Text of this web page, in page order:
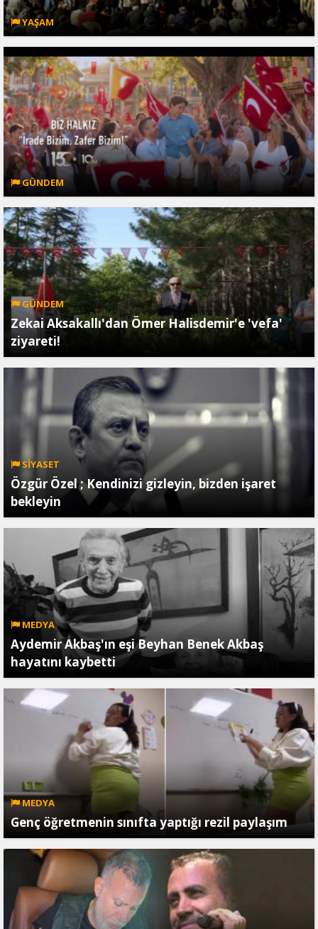
YAŞAM
GÜNDEM
GÜNDEM
Zekai Aksakallı'dan Ömer Halisdemir'e 'vefa'
ziyareti!
SİYASET
Özgür Özel ; Kendinizi gizleyin, bizden işaret
bekleyin
MEDYA
Aydemir Akbaş'ın eşi Beyhan Benek Akbaş
hayatını kaybetti
MEDYA
Genç öğretmenin sınıfta yaptığı rezil paylaşım